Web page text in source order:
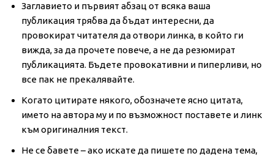
Заглавието и първият абзац от всяка ваша
публикация трябва да бъдат интересни, да
провокират читателя да отвори линка, в който ги
вижда, за да прочете повече, а не да резюмират
публикацията. Бъдете провокативни и пиперливи, но
все пак не прекалявайте.
Когато цитирате някого, обозначете ясно цитата,
името на автора му и по възможност поставете и линк
към оригиналния текст.
Не се бавете – ако искате да пишете по дадена тема,